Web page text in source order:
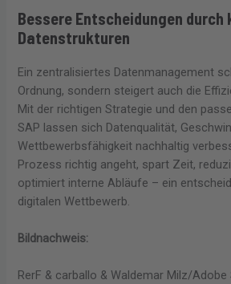
Bessere Entscheidungen durch
Datenstrukturen
Ein zentralisiertes Datenmanagement
Ordnung, sondern steigert auch die
Mit der richtigen Strategie und den
SAP lassen sich Datenqualität,
Wettbewerbsfähigkeit nachhaltig
Prozess richtig angeht, spart Zeit,
optimiert interne Abläufe – ein
digitalen Wettbewerb.
Bildnachweis:
RerF & carballo & Waldemar Milz/